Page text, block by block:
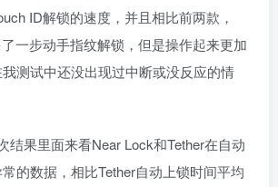
ID解锁的速度，并且相比前两款，
一步动手指纹解锁，但是操作起来更加
测试中还没出现过中断或没反应的情
结果里面来看Near Lock和Tether在自动
的数据，相比Tether自动上锁时间平均